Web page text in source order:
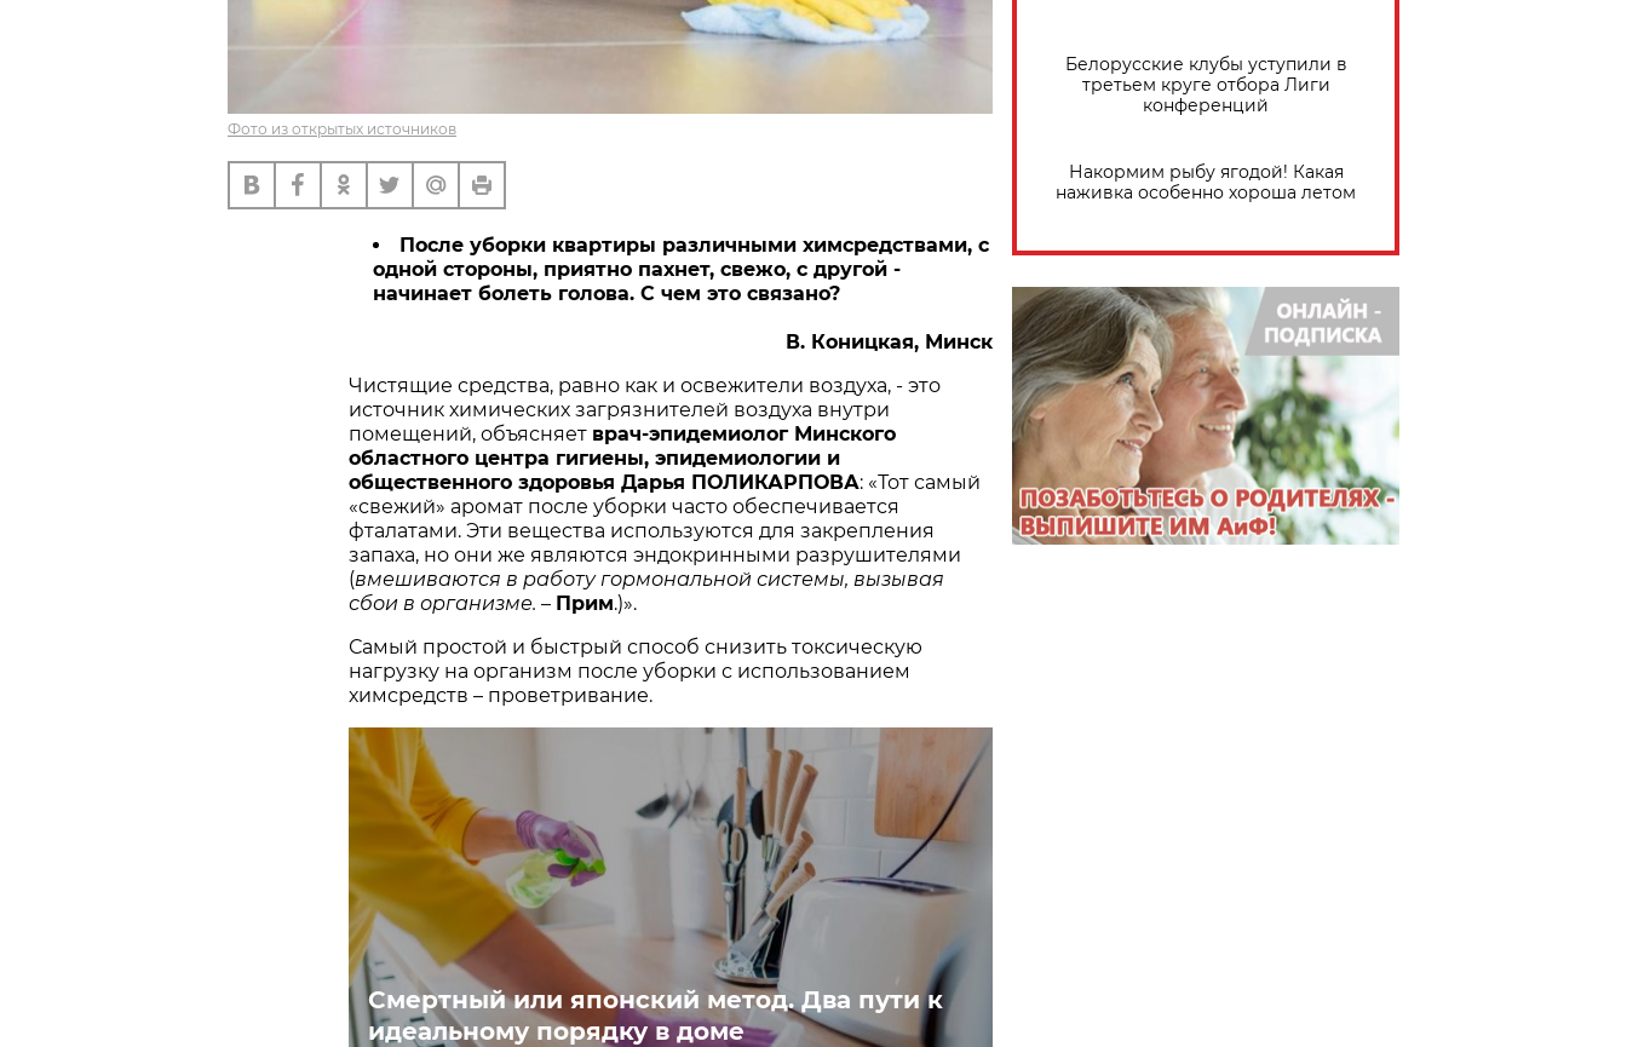
Фото из открытых источников
После уборки квартиры различными химсредствами, с
одной стороны, приятно пахнет, свежо, с другой -
начинает болеть голова. С чем это связано?
В. Коницкая, Минск
Чистящие средства, равно как и освежители воздуха, - это
источник химических загрязнителей воздуха внутри
помещений, объясняет врач-эпидемиолог Минского
областного центра гигиены, эпидемиологии и
общественного здоровья Дарья ПОЛИКАРПОВА: «Тот самый
«свежий» аромат после уборки часто обеспечивается
фталатами. Эти вещества используются для закрепления
запаха, но они же являются эндокринными разрушителями
(вмешиваются в работу гормональной системы, вызывая
сбои в организме. – Прим.)».
Самый простой и быстрый способ снизить токсическую
нагрузку на организм после уборки с использованием
химсредств – проветривание.
Смертный или японский метод. Два пути к
идеальному порядку в доме
Белорусские клубы уступили в
третьем круге отбора Лиги
конференций
Накормим рыбу ягодой! Какая
наживка особенно хороша летом